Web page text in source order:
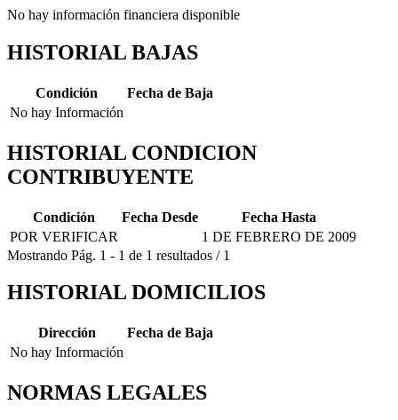
No hay información financiera disponible
HISTORIAL BAJAS
Condición
Fecha de Baja
No hay Información
HISTORIAL CONDICION
CONTRIBUYENTE
Condición Fecha Desde
Fecha Hasta
POR VERIFICAR
1 DE FEBRERO DE 2009
Mostrando Pág. 1 - 1 de 1 resultados / 1
HISTORIAL DOMICILIOS
Dirección
Fecha de Baja
No hay Información
NORMAS LEGALES